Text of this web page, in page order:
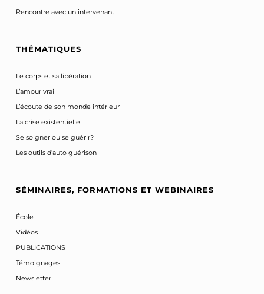
Rencontre avec un intervenant
THÉMATIQUES
Le corps et sa libération
L’amour vrai
L’écoute de son monde intérieur
La crise existentielle
Se soigner ou se guérir?
Les outils d’auto guérison
SÉMINAIRES, FORMATIONS ET WEBINAIRES
École
Vidéos
PUBLICATIONS
Témoignages
Newsletter